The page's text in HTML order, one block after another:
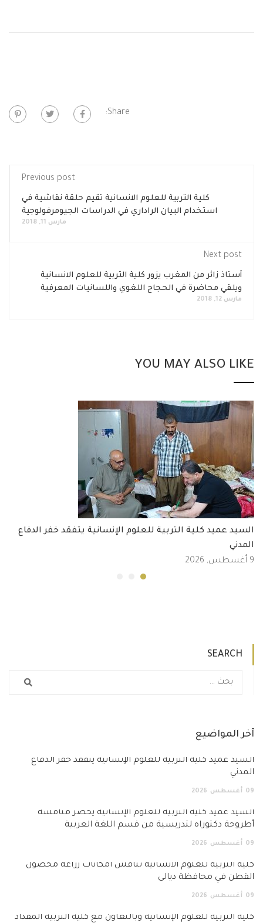
Share:
Previous post
كلية التربية للعلوم الانسانية تقيم حلقة نقاشية في
استخدام البيان الراداري في الدراسات الجيومرفولوجية
مارس 11, 2018
Next post
أستاذ زائر من المغرب يزور كلية التربية للعلوم الانسانية
ويلقي محاضرة في الحجاج اللغوي واللسانيات المعرفية
مارس 12, 2018
YOU MAY ALSO LIKE
السيد عميد كلية التربية للعلوم الإنسانية يتفقد خفر الدفاع
المدني
9 أغسطس, 2026
SEARCH
آخر المواضيع
السيد عميد كلية التربية للعلوم الإنسانية يتفقد خفر الدفاع
المدني
09 أغسطس 2026
السيد عميد كلية التربية للعلوم الإنسانية يحضر مناقشة
أطروحة دكتوراه لتدريسية من قسم اللغة العربية
09 أغسطس 2026
كلية التربية للعلوم الانسانية تناقش امكانات زراعة محصول
القطن في محافظة ديالى
09 أغسطس 2026
كلية التربية للعلوم الإنسانية وبالتعاون مع كلية التربية المقداد